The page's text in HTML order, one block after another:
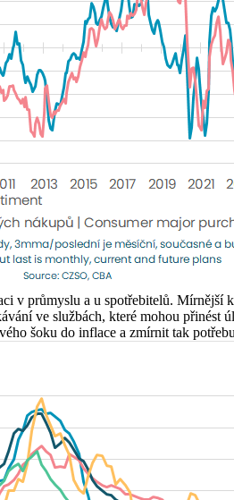
v průmyslu a u spotřebitelů.
ve službách, které mohou přinést
šoku do inflace a zmírnit tak